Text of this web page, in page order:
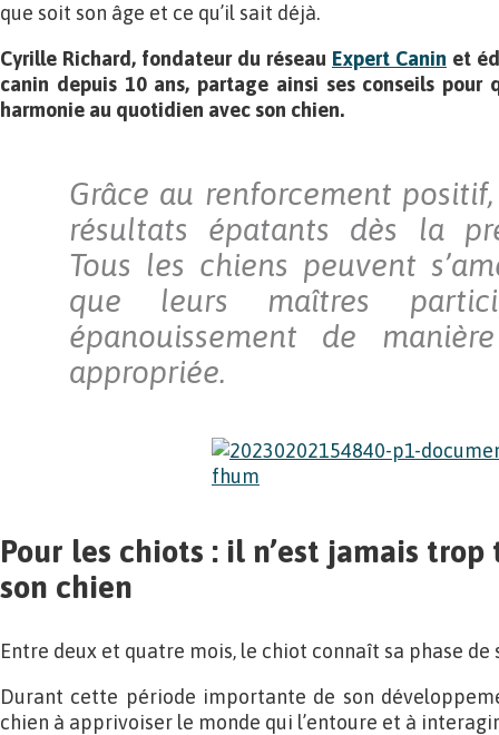
que soit son âge et ce qu’il sait déjà.
Cyrille Richard, fondateur du réseau Expert Canin et
canin depuis 10 ans, partage ainsi ses conseils pour
harmonie au quotidien avec son chien.
Grâce au renforcement
résultats épatants dès la
Tous les chiens peuvent
que leurs maîtres
épanouissement de
appropriée.
Pour les chiots : il n’est jamais
son chien
Entre deux et quatre mois, le chiot connaît sa phase de
Durant cette période importante de son
chien à apprivoiser le monde qui l’entoure et à